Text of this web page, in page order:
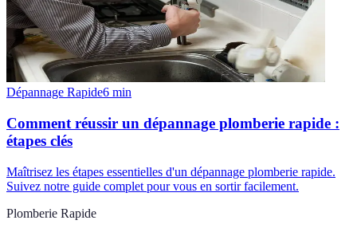
Dépannage Rapide6 min
Comment réussir un dépannage plomberie rapide :
étapes clés
Maîtrisez les étapes essentielles d'un dépannage plomberie rapide.
Suivez notre guide complet pour vous en sortir facilement.
Plomberie Rapide